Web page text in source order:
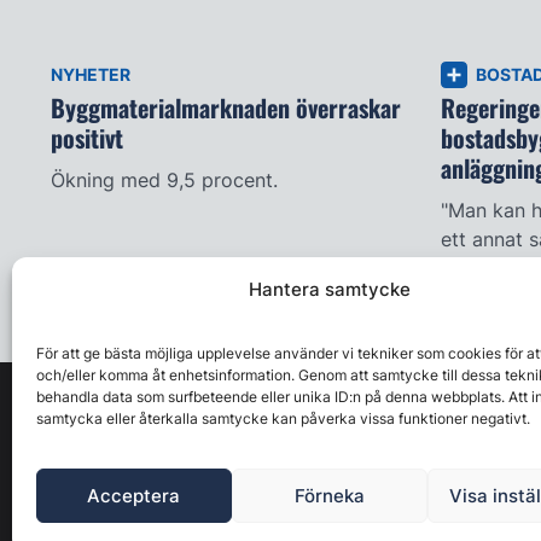
Hantera samtycke
För att ge bästa möjliga upplevelse använder vi tekniker som cookies för
och/eller komma åt enhetsinformation. Genom att samtycke till dessa
behandla data som surfbeteende eller unika ID:n på denna webbplats. Att
samtycka eller återkalla samtycke kan påverka vissa funktioner negativt.
Acceptera Förneka Visa
NYHETER
Byggmaterialmarknaden överraskar
positivt
Ökning med 9,5 procent.
"Man kan
ett annat